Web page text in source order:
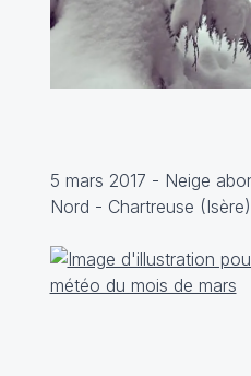
5 mars 2017 - Neige
Nord - Chartreuse